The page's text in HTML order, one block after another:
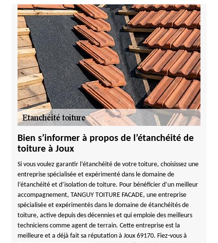
Bien s’informer à propos de l’étanchéité de
toiture à Joux
Si vous voulez garantir l’étanchéité de votre toiture, choisissez une
entreprise spécialisée et expérimenté dans le domaine de
l’étanchéité et d’isolation de toiture. Pour bénéficier d’un meilleur
accompagnement, TANGUY TOITURE FACADE, une entreprise
spécialisée et expérimentés dans le domaine de étanchéités de
toiture, active depuis des décennies et qui emploie des meilleurs
techniciens comme agent de terrain. Cette entreprise est la
meilleure et a déjà fait sa réputation à Joux 69170. Fiez-vous à